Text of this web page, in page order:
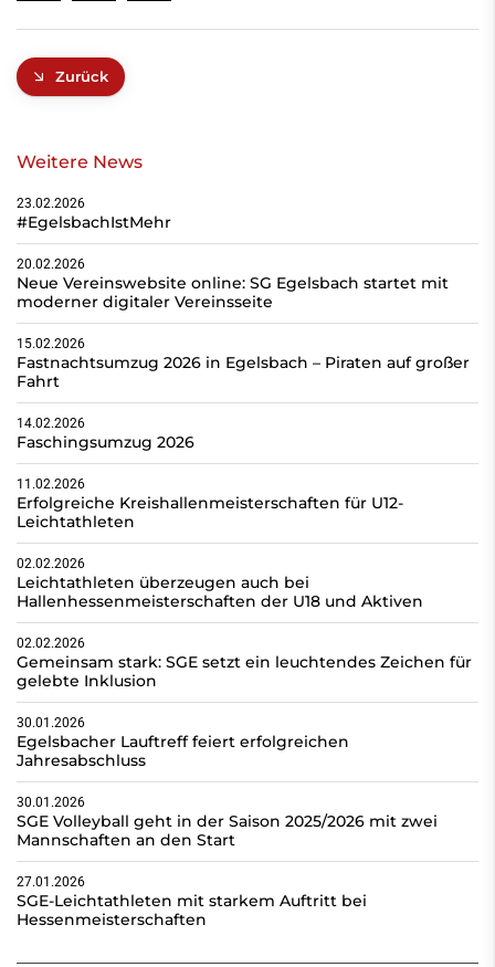
Zurück
Weitere News
23.02.2026
#EgelsbachIstMehr
20.02.2026
Neue Vereinswebsite online: SG Egelsbach startet mit
moderner digitaler Vereinsseite
15.02.2026
Fastnachtsumzug 2026 in Egelsbach – Piraten auf großer
Fahrt
14.02.2026
Faschingsumzug 2026
11.02.2026
Erfolgreiche Kreishallenmeisterschaften für U12-
Leichtathleten
02.02.2026
Leichtathleten überzeugen auch bei
Hallenhessenmeisterschaften der U18 und Aktiven
02.02.2026
Gemeinsam stark: SGE setzt ein leuchtendes Zeichen für
gelebte Inklusion
30.01.2026
Egelsbacher Lauftreff feiert erfolgreichen
Jahresabschluss
30.01.2026
SGE Volleyball geht in der Saison 2025/2026 mit zwei
Mannschaften an den Start
27.01.2026
SGE-Leichtathleten mit starkem Auftritt bei
Hessenmeisterschaften